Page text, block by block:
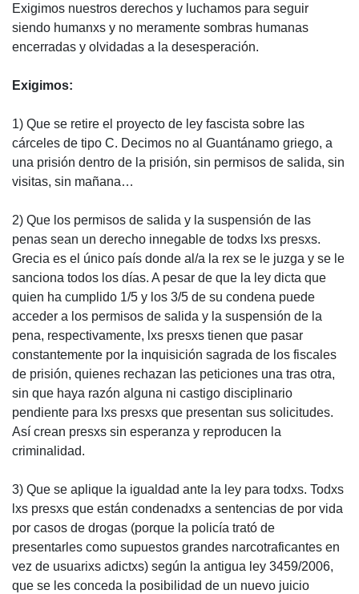
Exigimos nuestros derechos y luchamos para seguir
siendo humanxs y no meramente sombras humanas
encerradas y olvidadas a la desesperación.
Exigimos:
1) Que se retire el proyecto de ley fascista sobre las
cárceles de tipo C. Decimos no al Guantánamo griego, a
una prisión dentro de la prisión, sin permisos de salida, sin
visitas, sin mañana…
2) Que los permisos de salida y la suspensión de las
penas sean un derecho innegable de todxs lxs presxs.
Grecia es el único país donde al/a la rex se le juzga y se le
sanciona todos los días. A pesar de que la ley dicta que
quien ha cumplido 1/5 y los 3/5 de su condena puede
acceder a los permisos de salida y la suspensión de la
pena, respectivamente, lxs presxs tienen que pasar
constantemente por la inquisición sagrada de los fiscales
de prisión, quienes rechazan las peticiones una tras otra,
sin que haya razón alguna ni castigo disciplinario
pendiente para lxs presxs que presentan sus solicitudes.
Así crean presxs sin esperanza y reproducen la
criminalidad.
3) Que se aplique la igualdad ante la ley para todxs. Todxs
lxs presxs que están condenadxs a sentencias de por vida
por casos de drogas (porque la policía trató de
presentarles como supuestos grandes narcotraficantes en
vez de usuarixs adictxs) según la antigua ley 3459/2006,
que se les conceda la posibilidad de un nuevo juicio